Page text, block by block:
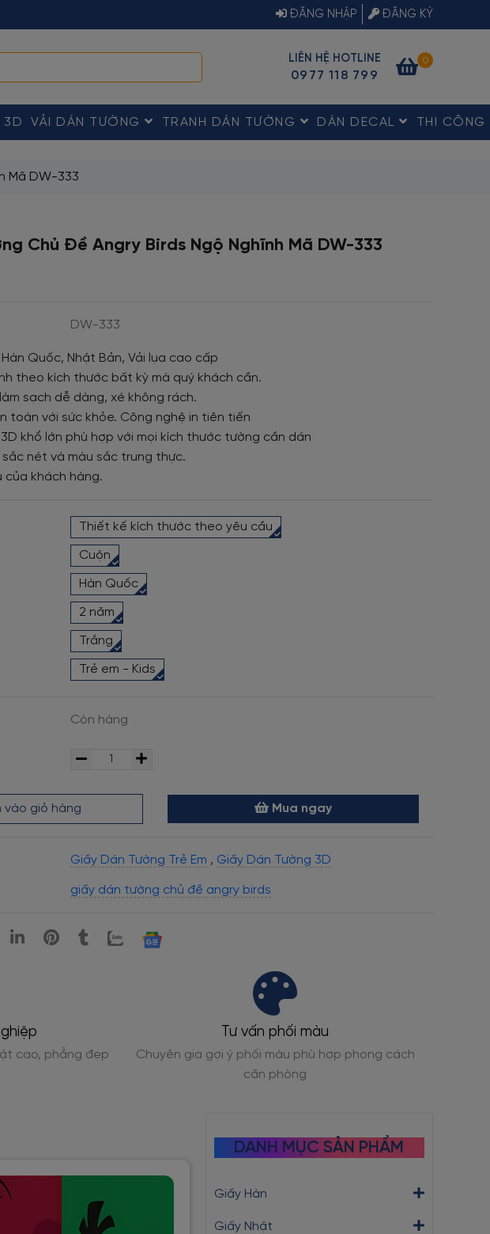
ĐĂNG NHẬP ĐĂNG KÝ
LIÊN HỆ HOTLINE
0977 118 799
0
3D VẢI DÁN TƯỜNG TRANH DÁN TƯỜNG DÁN DECAL THI CÔNG
Mã DW-333
Chủ Đề Angry Birds Ngộ Nghĩnh Mã DW-333
DW-333
Quốc, Nhật Bản, Vải lụa cao cấp
theo kích thước bất kỳ mà quý khách cần.
sạch dễ dàng, xé không rách.
toàn với sức khỏe. Công nghệ in tiên tiến
khổ lớn phù hợp với mọi kích thước tường cần dán
sắc nét và màu sắc trung thực.
của khách hàng.
Thiết kế kích thước theo yêu cầu
Cuộn
Hàn Quốc
2 năm
Trắng
Trẻ em - Kids
Còn hàng
vào giỏ hàng Mua ngay
Giấy Dán Tường Trẻ Em , Giấy Dán Tường 3D
giấy dán tường chủ đề angry birds
cao, phẳng đẹp
Tư vấn phối màu
Chuyên gia gợi ý phối màu phù hợp phong cách
căn phòng
DANH MỤC SẢN PHẨM
Giấy Hàn
Giấy Nhật